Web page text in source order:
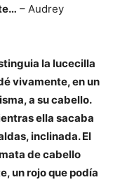
– Audrey
la lucecilla
vivamente, en un
a su cabello.
ella sacaba
inclinada. El
de cabello
un rojo que podía